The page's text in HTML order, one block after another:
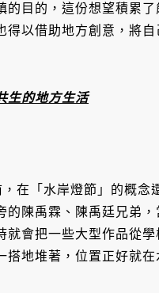
目的，這份想望積累
以借助地方創意，將
生的地方生活
在「水岸燈節」的概念
陳禹霖、陳禹廷兄弟
會把一些大型作品從
地堆著，位置正好就在